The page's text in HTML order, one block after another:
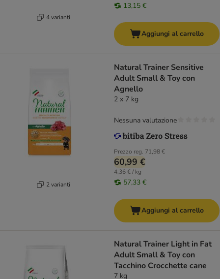
4 varianti
13,15 €
Aggiungi al carrello
2 varianti
Natural Trainer Sensitive
Adult Small & Toy con
Agnello
2 x 7 kg
Prezzo reg. 71,98 €
60,99 €
4,36 € / kg
57,33 €
Nessuna valutazione
Aggiungi al carrello
Natural Trainer Light in Fat
Adult Small & Toy con
Tacchino Crocchette cane
7 kg